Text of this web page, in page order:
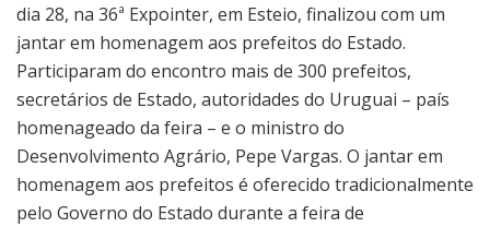
dia 28, na 36ª Expointer, em Esteio, finalizou com um
jantar em homenagem aos prefeitos do Estado.
Participaram do encontro mais de 300 prefeitos,
secretários de Estado, autoridades do Uruguai – país
homenageado da feira – e o ministro do
Desenvolvimento Agrário, Pepe Vargas. O jantar em
homenagem aos prefeitos é oferecido tradicionalmente
pelo Governo do Estado durante a feira de